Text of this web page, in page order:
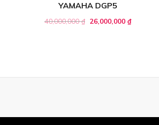
YAMAHA DGP5
40,000,000₫ 26,000,000 ₫